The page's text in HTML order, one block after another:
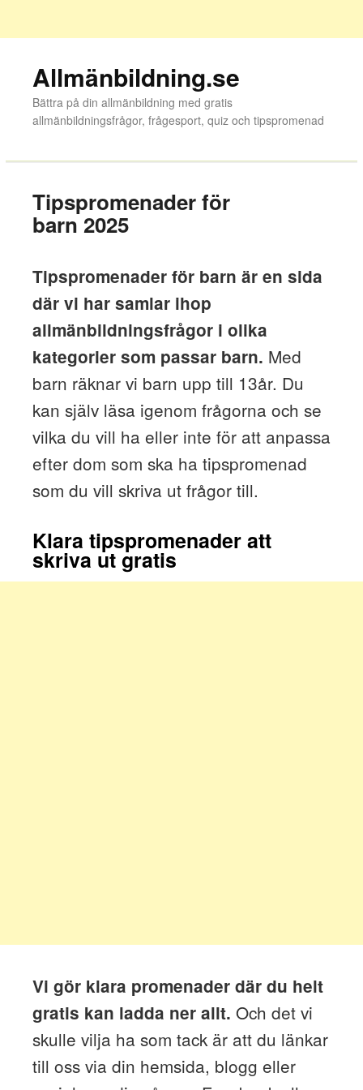
Allmänbildning.se
Bättra på din allmänbildning med gratis
allmänbildningsfrågor, frågesport, quiz och tipspromenad
Tipspromenader för
barn 2025
Tipspromenader för barn är en sida
där vi har samlar ihop
allmänbildningsfrågor i olika
kategorier som passar barn. Med
barn räknar vi barn upp till 13år. Du
kan själv läsa igenom frågorna och se
vilka du vill ha eller inte för att anpassa
efter dom som ska ha tipspromenad
som du vill skriva ut frågor till.
Klara tipspromenader att
skriva ut gratis
Vi gör klara promenader där du helt
gratis kan ladda ner allt. Och det vi
skulle vilja ha som tack är att du länkar
till oss via din hemsida, blogg eller